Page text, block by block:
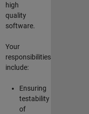
high
quality
software.
Your
responsibilities
include:
Ensuring
testability
of